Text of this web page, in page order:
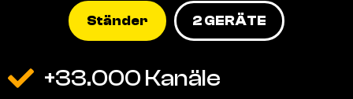
Ständer 2 GERÄTE
+33.000 Kanäle